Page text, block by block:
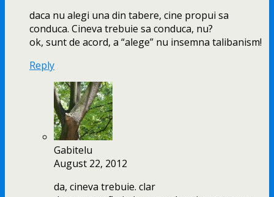
daca nu alegi una din tabere, cine propui sa
conduca. Cineva trebuie sa conduca, nu?
ok, sunt de acord, a “alege” nu insemna talibanism!
Reply
Gabitelu
August 22, 2012
da, cineva trebuie. clar